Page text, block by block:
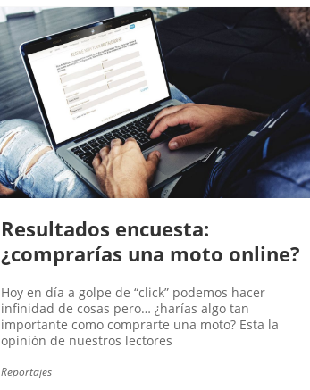
Resultados encuesta:
¿comprarías una moto online?
Hoy en día a golpe de “click” podemos hacer
infinidad de cosas pero… ¿harías algo tan
importante como comprarte una moto? Esta la
opinión de nuestros lectores
Reportajes